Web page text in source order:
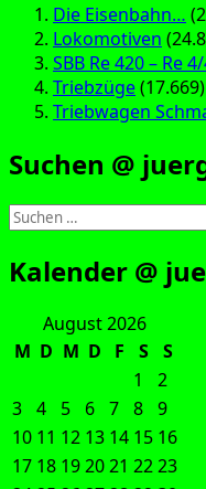
Die Eisenbahn…
Lokomotiven
SBB Re 420 – Re
Triebzüge(17.669)
Triebwagen
Suchen @
Suchen
nach:
Kalender @
August 2026
M D M D F S
S
1
2
3 4 5 6 7 8 9
10 11 12 13 14 15 16
17 18 192021 2223